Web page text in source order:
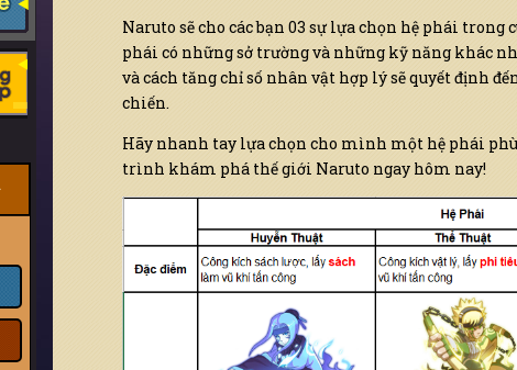
Naruto sẽ cho các bạn 03 sự lựa chọn hệ phái
phái có những sở trường và những kỹ năng khác
và cách tăng chỉ số nhân vật hợp lý sẽ quyết định
chiến.
Hãy nhanh tay lựa chọn cho mình một hệ phái phù
trình khám phá thế giới Naruto ngay hôm nay!